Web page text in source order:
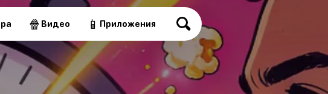
🍿 Видео 📱 Приложения